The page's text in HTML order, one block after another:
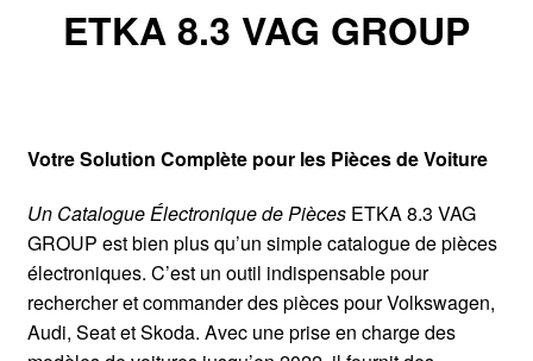
ETKA 8.3 VAG GROUP
Votre Solution Complète pour les Pièces de Voiture
Un Catalogue Électronique de PiècesETKA 8.3 VAG
GROUP est bien plus qu’un simple catalogue de pièces
électroniques. C’est un outil indispensable pour
rechercher et commander des pièces pour Volkswagen,
Audi, Seat et Skoda. Avec une prise en charge des